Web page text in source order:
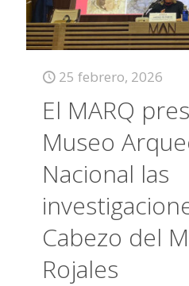
25 febrero, 2026
El MARQ
Museo
Nacional las
Cabezo del
Rojales